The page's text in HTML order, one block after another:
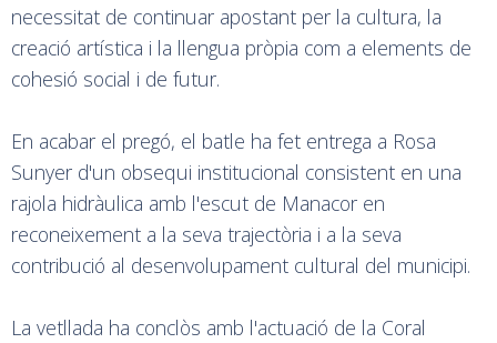
necessitat de continuar apostant per la cultura, la
creació artística i la llengua pròpia com a elements de
cohesió social i de futur.
En acabar el pregó, el batle ha fet entrega a Rosa
Sunyer d'un obsequi institucional consistent en una
rajola hidràulica amb l'escut de Manacor en
reconeixement a la seva trajectòria i a la seva
contribució al desenvolupament cultural del municipi.
La vetllada ha conclòs amb l'actuació de la Coral